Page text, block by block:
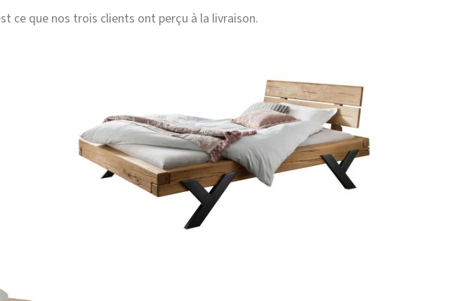
ce que nos trois clients ont perçu à la livraison.